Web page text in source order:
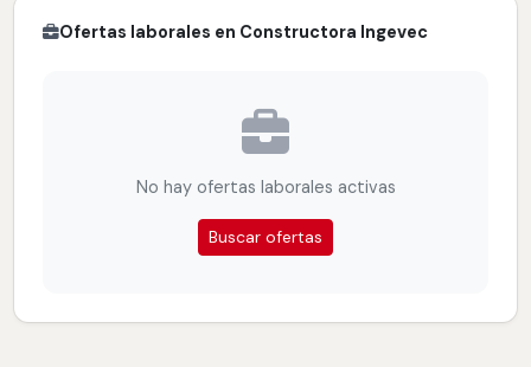
Ofertas laborales en Constructora Ingevec
No hay ofertas laborales activas
Buscar ofertas